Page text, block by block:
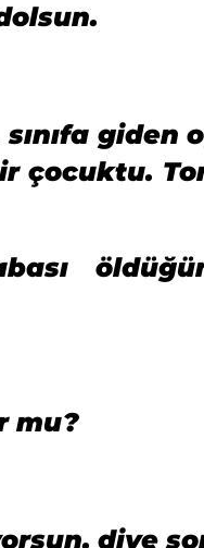
giden
çocuktu.
mu?
diye